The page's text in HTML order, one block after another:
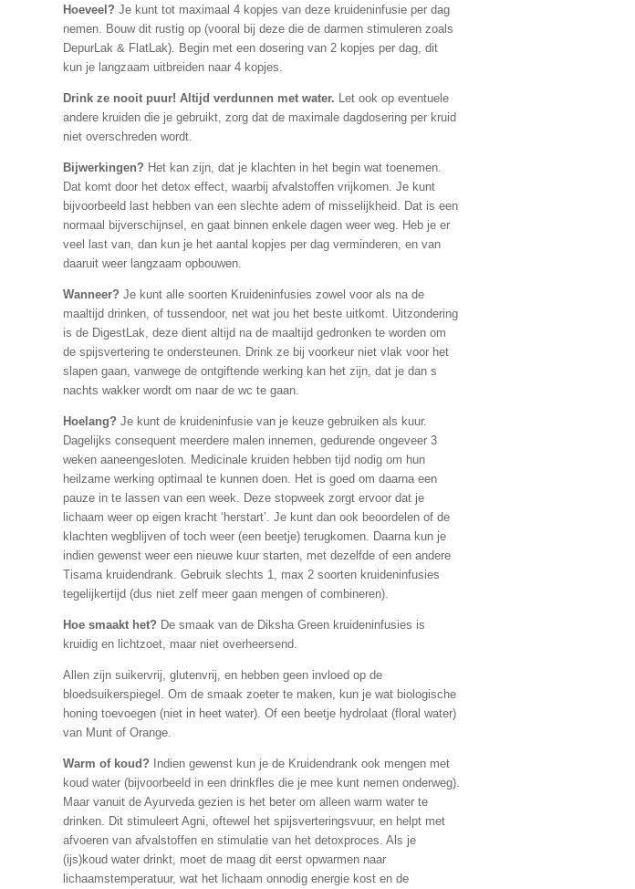
Hoeveel? Je kunt tot maximaal 4 kopjes van deze kruideninfusie per dag
nemen. Bouw dit rustig op (vooral bij deze die de darmen stimuleren zoals
DepurLak & FlatLak). Begin met een dosering van 2 kopjes per dag, dit
kun je langzaam uitbreiden naar 4 kopjes.
Drink ze nooit puur! Altijd verdunnen met water. Let ook op eventuele
andere kruiden die je gebruikt, zorg dat de maximale dagdosering per kruid
niet overschreden wordt.
Bijwerkingen? Het kan zijn, dat je klachten in het begin wat toenemen.
Dat komt door het detox effect, waarbij afvalstoffen vrijkomen. Je kunt
bijvoorbeeld last hebben van een slechte adem of misselijkheid. Dat is een
normaal bijverschijnsel, en gaat binnen enkele dagen weer weg. Heb je er
veel last van, dan kun je het aantal kopjes per dag verminderen, en van
daaruit weer langzaam opbouwen.
Wanneer? Je kunt alle soorten Kruideninfusies zowel voor als na de
maaltijd drinken, of tussendoor, net wat jou het beste uitkomt. Uitzondering
is de DigestLak, deze dient altijd na de maaltijd gedronken te worden om
de spijsvertering te ondersteunen. Drink ze bij voorkeur niet vlak voor het
slapen gaan, vanwege de ontgiftende werking kan het zijn, dat je dan s
nachts wakker wordt om naar de wc te gaan.
Hoelang? Je kunt de kruideninfusie van je keuze gebruiken als kuur.
Dagelijks consequent meerdere malen innemen, gedurende ongeveer 3
weken aaneengesloten. Medicinale kruiden hebben tijd nodig om hun
heilzame werking optimaal te kunnen doen. Het is goed om daarna een
pauze in te lassen van een week. Deze stopweek zorgt ervoor dat je
lichaam weer op eigen kracht ‘herstart’. Je kunt dan ook beoordelen of de
klachten wegblijven of toch weer (een beetje) terugkomen. Daarna kun je
indien gewenst weer een nieuwe kuur starten, met dezelfde of een andere
Tisama kruidendrank. Gebruik slechts 1, max 2 soorten kruideninfusies
tegelijkertijd (dus niet zelf meer gaan mengen of combineren).
Hoe smaakt het? De smaak van de Diksha Green kruideninfusies is
kruidig en lichtzoet, maar niet overheersend.
Allen zijn suikervrij, glutenvrij, en hebben geen invloed op de
bloedsuikerspiegel. Om de smaak zoeter te maken, kun je wat biologische
honing toevoegen (niet in heet water). Of een beetje hydrolaat (floral water)
van Munt of Orange.
Warm of koud? Indien gewenst kun je de Kruidendrank ook mengen met
koud water (bijvoorbeeld in een drinkfles die je mee kunt nemen onderweg).
Maar vanuit de Ayurveda gezien is het beter om alleen warm water te
drinken. Dit stimuleert Agni, oftewel het spijsverteringsvuur, en helpt met
afvoeren van afvalstoffen en stimulatie van het detoxproces. Als je
(ijs)koud water drinkt, moet de maag dit eerst opwarmen naar
lichaamstemperatuur, wat het lichaam onnodig energie kost en de